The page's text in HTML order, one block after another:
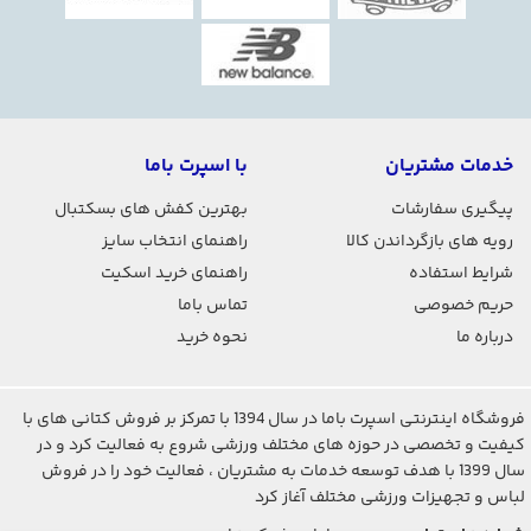
خدمات مشتریان
پیگیری سفارشات
رویه های بازگرداندن کالا
شرایط استفاده
حریم خصوصی
درباره ما
با اسپرت باما
بهترین کفش های بسکتبال
راهنمای انتخاب سایز
راهنمای خرید اسکیت
تماس باما
نحوه خرید
فروشگاه اینترنتی اسپرت باما در سال 1394 با تمرکز بر فروش کتانی های با
کیفیت و تخصصی در حوزه های مختلف ورزشی شروع به فعالیت کرد و در
سال 1399 با هدف توسعه خدمات به مشتریان ، فعالیت خود را در فروش
لباس و تجهیزات ورزشی مختلف آغاز کرد